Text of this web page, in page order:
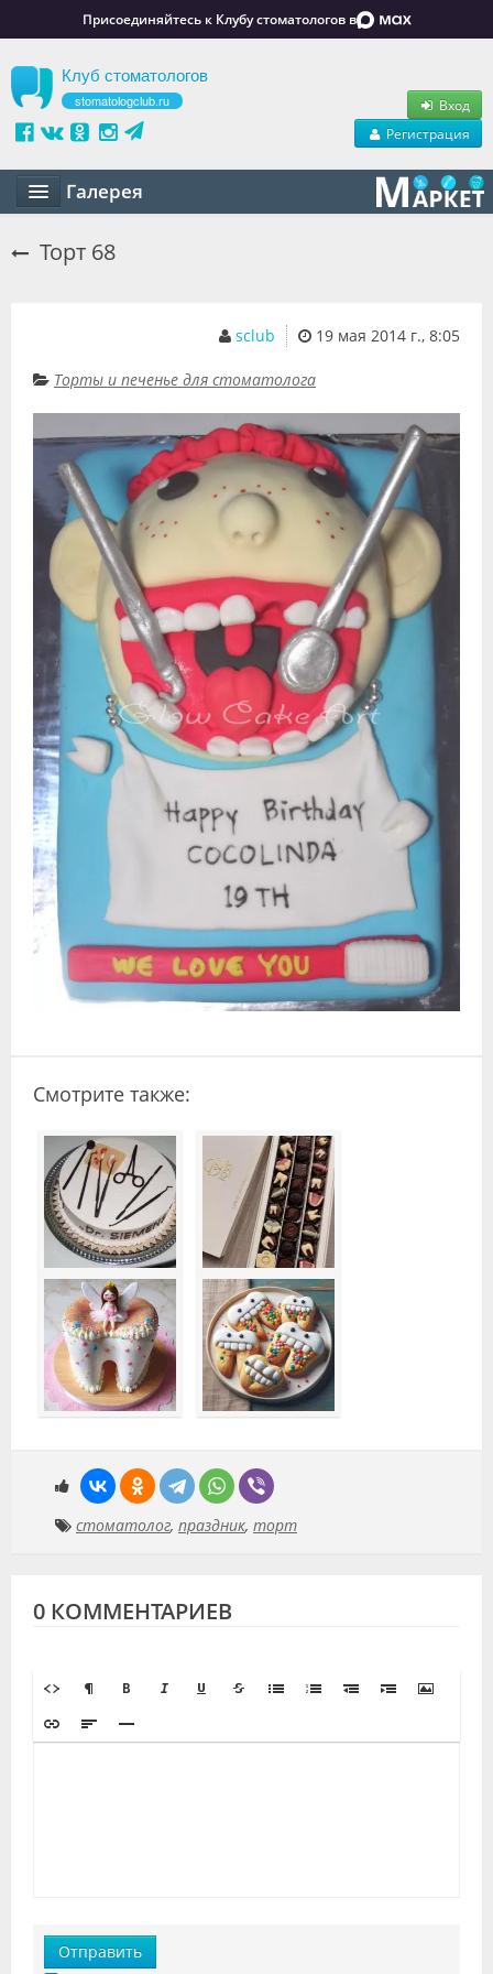
Присоединяйтесь к Клубу стоматологов в
Клуб стоматологов
stomatologclub.ru
Вход
Регистрация
Галерея
Вакансии
Резюме
Объявления
Видео
Форум
Клиники
Специалисты
Галерея
Блоги
Лаборатории
Торт 68
19 мая 2014 г., 8:05
sclub
Торты и печенье для стоматолога
Смотрите также:
стоматолог, праздник, торт
0 КОММЕНТАРИЕВ
Отправить